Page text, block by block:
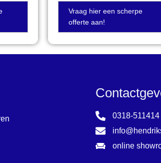
Vraag hier een scherpe
offerte aan!
0318-511414
online